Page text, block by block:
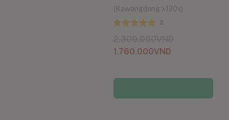
(Kawangdong x120v)
sao
2
1.760.000VND